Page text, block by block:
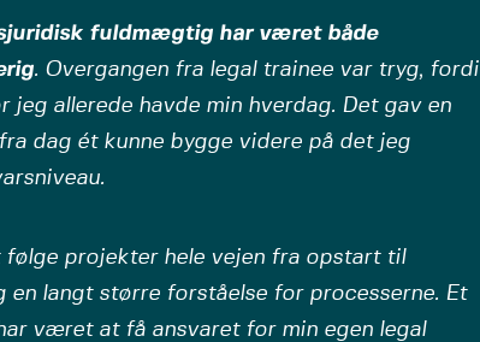
fuldmægtig har været både
. Overgangen fra legal trainee var tryg, fordi
allerede havde min hverdag. Det gav en
dag ét kunne bygge videre på det jeg
projekter hele vejen fra opstart til
en langt større forståelse for processerne. Et
været at få ansvaret for min egen legal